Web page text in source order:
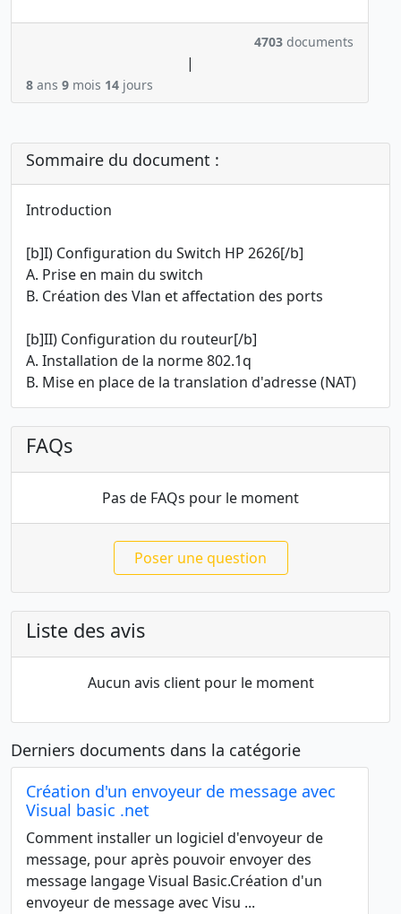
4703 documents
|
8 ans 9 mois 14 jours
Sommaire du document :
Introduction
[b]I) Configuration du Switch HP 2626[/b]
A. Prise en main du switch
B. Création des Vlan et affectation des ports
[b]II) Configuration du routeur[/b]
A. Installation de la norme 802.1q
B. Mise en place de la translation d'adresse (NAT)
FAQs
Pas de FAQs pour le moment
Poser une question
Liste des avis
Aucun avis client pour le moment
Derniers documents dans la catégorie
Création d'un envoyeur de message avec
Visual basic .net
Comment installer un logiciel d'envoyeur de
message, pour après pouvoir envoyer des
message langage Visual Basic.Création d'un
envoyeur de message avec Visu ...